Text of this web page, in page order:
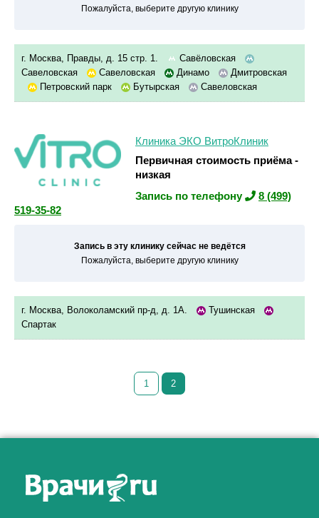
Пожалуйста, выберите другую клинику
г. Москва, Правды, д. 15 стр. 1.
Савёловская
Савеловская
Савеловская Динамо
Дмитровская
Петровский парк
Бутырская Савеловская
Клиника ЭКО ВитроКлиник
Первичная стоимость приёма -
низкая
Запись по телефону
8 (499)
519-35-82
Запись в эту клинику сейчас не ведётся
Пожалуйста, выберите другую клинику
г. Москва, Волоколамский пр-д, д. 1А.
Тушинская
Спартак
1 2